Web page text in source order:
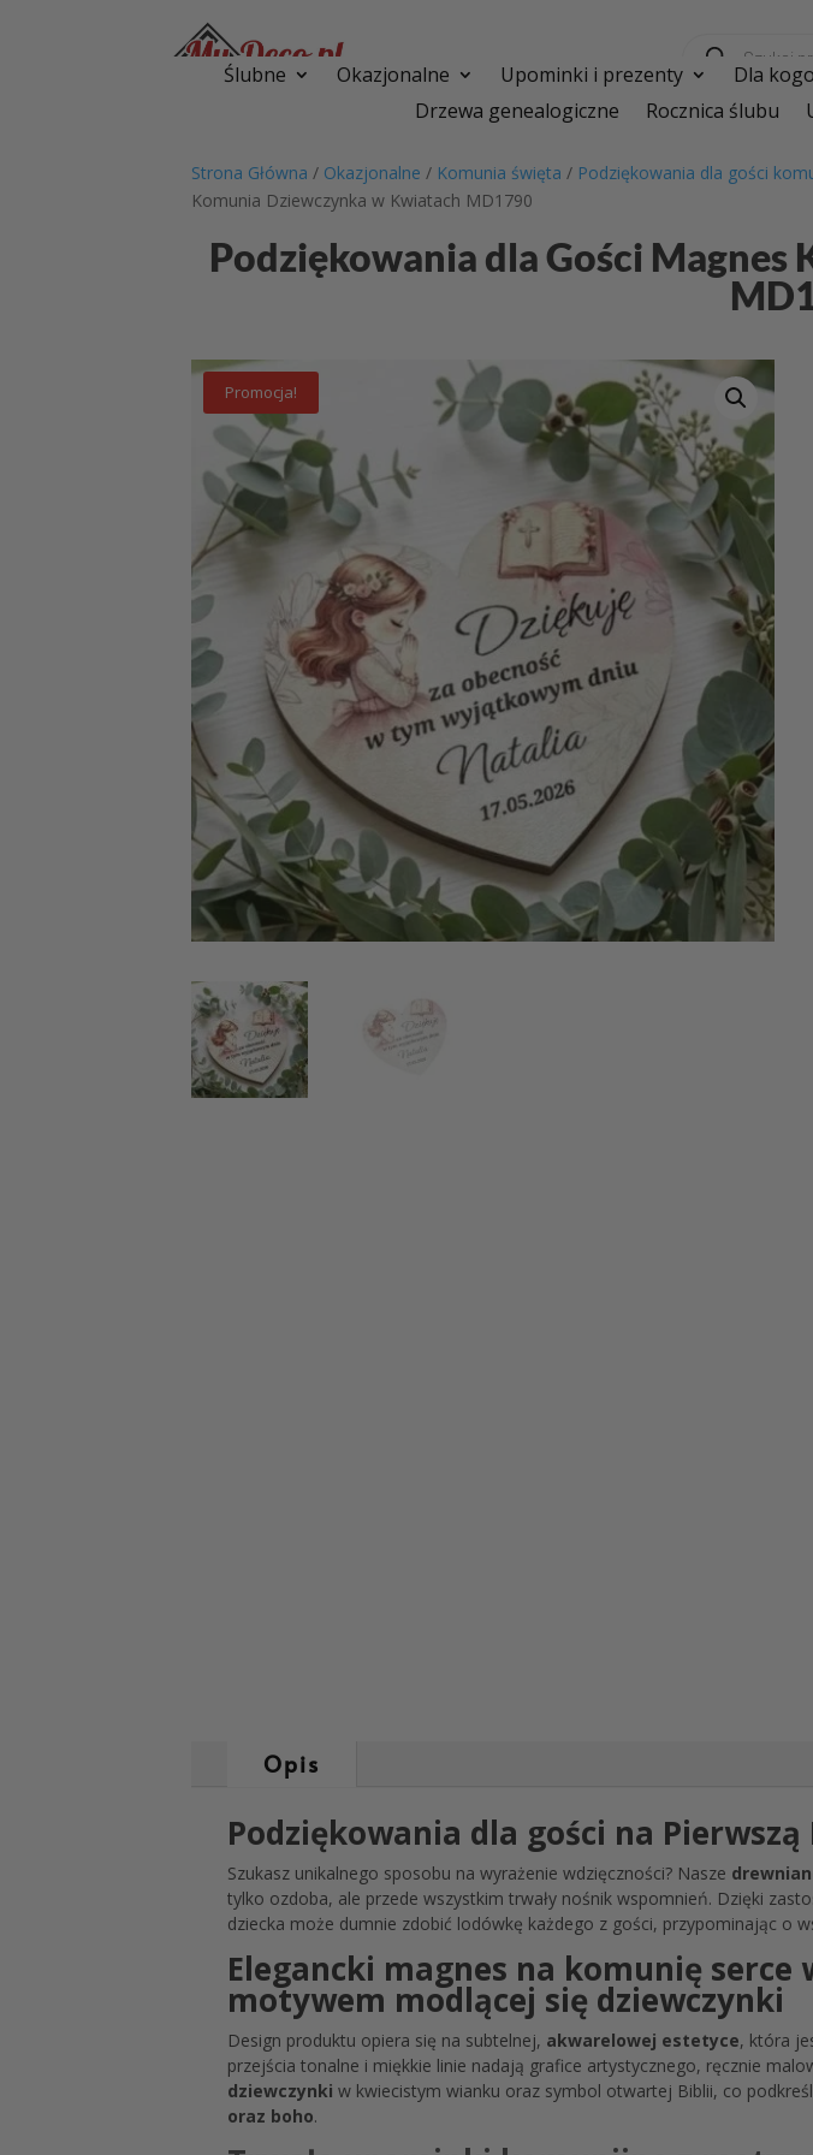
produktów
Ślubne Okazjonalne Upominki i prezenty Dla kogo
Drzewa genealogiczne
Rocznica ślubu
Strona Główna / Okazjonalne / Komunia święta / Podziękowania dla gości
Komunia Dziewczynka w Kwiatach MD1790
Podziękowania dla Gości
Promocja!
Opis
Podziękowania dla gości na
Szukasz unikalnego sposobu na wyrażenie wdzięczności? Nasze
tylko ozdoba, ale przede wszystkim trwały nośnik wspomnień. Dzięki
dziecka może dumnie zdobić lodówkę każdego z gości, przypominając o
Elegancki magnes na komunię
motywem modlącej się dziewczynki
Design produktu opiera się na subtelnej, akwarelowej estetyce, która
przejścia tonalne i miękkie linie nadają grafice artystycznego, ręcznie
dziewczynki w kwiecistym wianku oraz symbol otwartej Biblii, co
oraz boho.